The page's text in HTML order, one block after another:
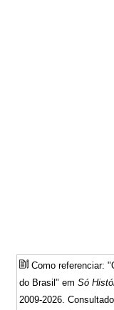
Como referenciar:
do Brasil" emSó
2009-2026.